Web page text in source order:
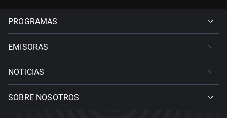
PROGRAMAS
EMISORAS
NOTICIAS
SOBRE NOSOTROS